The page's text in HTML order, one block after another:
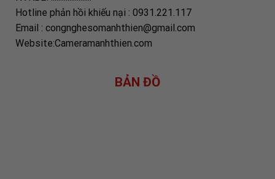
Hotline phản hồi khiếu nại : 0931.221.117
Email : congnghesomanhthien@gmail.com
Website:Cameramanhthien.com
BẢN ĐỒ